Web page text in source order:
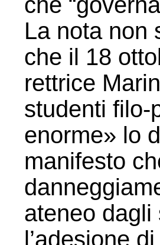
La nota non
che il 18
rettrice
studenti filo-
enorme» lo
manifesto
ateneo
l’adesione